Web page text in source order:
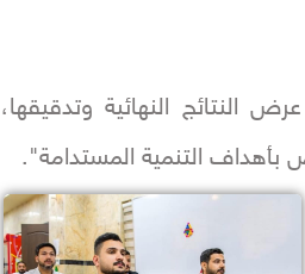
النتائج النهائية وتدقيقها،
بأهداف التنمية المستدامة".